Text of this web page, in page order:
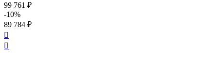
99 761 ₽
-10%
89 784 ₽

